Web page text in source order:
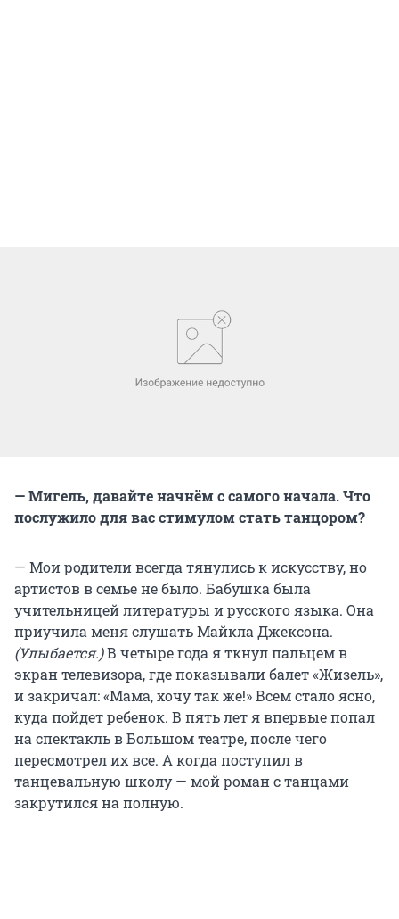
— Мигель, давайте начнём с самого начала. Что
послужило для вас стимулом стать танцором?
— Мои родители всегда тянулись к искусству, но
артистов в семье не было. Бабушка была
учительницей литературы и русского языка. Она
приучила меня слушать Майкла Джексона.
(Улыбается.)В четыре года я ткнул пальцем в
экран телевизора, где показывали балет «Жизель»,
и закричал: «Мама, хочу так же!» Всем стало ясно,
куда пойдет ребенок. В пять лет я впервые попал
на спектакль в Большом театре, после чего
пересмотрел их все. А когда поступил в
танцевальную школу — мой роман с танцами
закрутился на полную.